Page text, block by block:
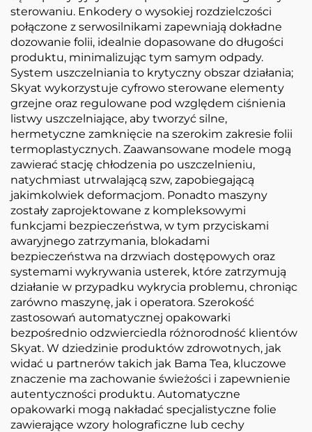
sterowaniu. Enkodery o wysokiej rozdzielczości
połączone z serwosilnikami zapewniają dokładne
dozowanie folii, idealnie dopasowane do długości
produktu, minimalizując tym samym odpady.
System uszczelniania to krytyczny obszar działania;
Skyat wykorzystuje cyfrowo sterowane elementy
grzejne oraz regulowane pod względem ciśnienia
listwy uszczelniające, aby tworzyć silne,
hermetyczne zamknięcie na szerokim zakresie folii
termoplastycznych. Zaawansowane modele mogą
zawierać stację chłodzenia po uszczelnieniu,
natychmiast utrwalającą szw, zapobiegającą
jakimkolwiek deformacjom. Ponadto maszyny
zostały zaprojektowane z kompleksowymi
funkcjami bezpieczeństwa, w tym przyciskami
awaryjnego zatrzymania, blokadami
bezpieczeństwa na drzwiach dostępowych oraz
systemami wykrywania usterek, które zatrzymują
działanie w przypadku wykrycia problemu, chroniąc
zarówno maszynę, jak i operatora. Szerokość
zastosowań automatycznej opakowarki
bezpośrednio odzwierciedla różnorodność klientów
Skyat. W dziedzinie produktów zdrowotnych, jak
widać u partnerów takich jak Bama Tea, kluczowe
znaczenie ma zachowanie świeżości i zapewnienie
autentyczności produktu. Automatyczne
opakowarki mogą nakładać specjalistyczne folie
zawierające wzory holograficzne lub cechy